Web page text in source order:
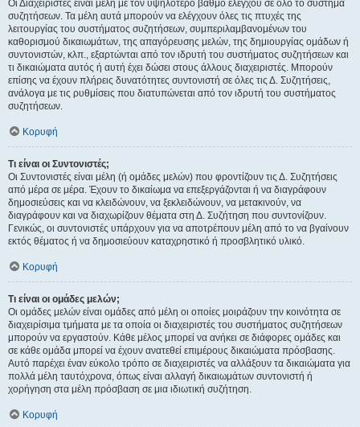
Οι Διαχειριστές είναι μέλη με τον υψηλότερο βαθμό ελέγχου σε όλο το σύστημα
συζητήσεων. Τα μέλη αυτά μπορούν να ελέγχουν όλες τις πτυχές της
λειτουργίας του συστήματος συζητήσεων, συμπεριλαμβανομένων του
καθορισμού δικαιωμάτων, της απαγόρευσης μελών, της δημιουργίας ομάδων ή
συντονιστών, κλπ., εξαρτώνται από τον ιδρυτή του συστήματος συζητήσεων και
τι δικαιώματα αυτός ή αυτή έχει δώσει στους άλλους διαχειριστές. Μπορούν
επίσης να έχουν πλήρεις δυνατότητες συντονιστή σε όλες τις Δ. Συζητήσεις,
ανάλογα με τις ρυθμίσεις που διατυπώνεται από τον ιδρυτή του συστήματος
συζητήσεων.
Κορυφή
Τι είναι οι Συντονιστές;
Οι Συντονιστές είναι μέλη (ή ομάδες μελών) που φροντίζουν τις Δ. Συζητήσεις
από μέρα σε μέρα. Έχουν το δικαίωμα να επεξεργάζονται ή να διαγράφουν
δημοσιεύσεις και να κλειδώνουν, να ξεκλειδώνουν, να μετακινούν, να
διαγράφουν και να διαχωρίζουν θέματα στη Δ. Συζήτηση που συντονίζουν.
Γενικώς, οι συντονιστές υπάρχουν για να αποτρέπουν μέλη από το να βγαίνουν
εκτός θέματος ή να δημοσιεύουν καταχρηστικό ή προσβλητικό υλικό.
Κορυφή
Τι είναι οι ομάδες μελών;
Οι ομάδες μελών είναι ομάδες από μέλη οι οποίες μοιράζουν την κοινότητα σε
διαχειρίσιμα τμήματα με τα οποία οι διαχειριστές του συστήματος συζητήσεων
μπορούν να εργαστούν. Κάθε μέλος μπορεί να ανήκει σε διάφορες ομάδες και
σε κάθε ομάδα μπορεί να έχουν ανατεθεί επιμέρους δικαιώματα πρόσβασης.
Αυτό παρέχει έναν εύκολο τρόπο σε διαχειριστές να αλλάξουν τα δικαιώματα για
πολλά μέλη ταυτόχρονα, όπως είναι αλλαγή δικαιωμάτων συντονιστή ή
χορήγηση στα μέλη πρόσβαση σε μια ιδιωτική συζήτηση.
Κορυφή